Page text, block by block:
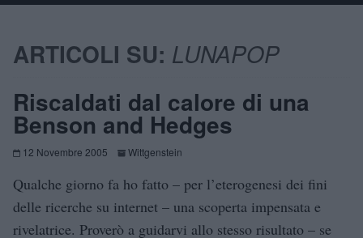
ARTICOLI SU: LUNAPOP
Riscaldati dal calore di una
Benson and Hedges
12 Novembre 2005 Wittgenstein
Qualche giorno fa ho fatto – per l’eterogenesi dei fini
delle ricerche su internet – una scoperta impensata e
rivelatrice. Proverò a guidarvi allo stesso risultato – se